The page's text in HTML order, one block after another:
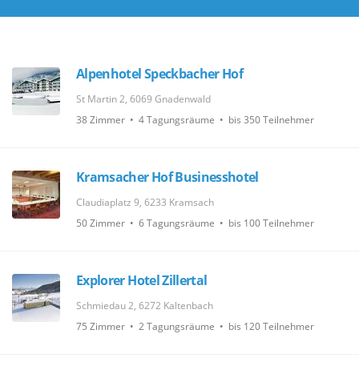
Alpenhotel Speckbacher Hof
St Martin 2, 6069 Gnadenwald
38 Zimmer • 4 Tagungsräume • bis 350 Teilnehmer
Kramsacher Hof Businesshotel
Claudiaplatz 9, 6233 Kramsach
50 Zimmer • 6 Tagungsräume • bis 100 Teilnehmer
Explorer Hotel Zillertal
Schmiedau 2, 6272 Kaltenbach
75 Zimmer • 2 Tagungsräume • bis 120 Teilnehmer